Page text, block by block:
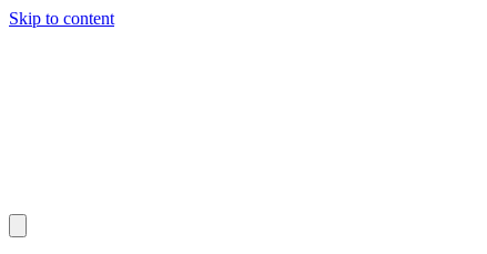
Skip to content